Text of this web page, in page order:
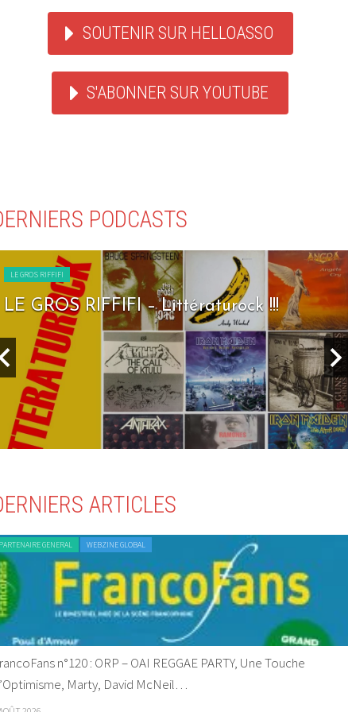
SOUTENIR SUR HELLOASSO
S'ABONNER SUR YOUTUBE
PODCASTS
LE GROS RIFFIFI
LE GROS RIFFIFI – Seven Days To Rock !!!
ARTICLES
GENERAL WEBZINE GLOBAL
n°120 : ORP – OAI REGGAE PARTY, Une Touche
Marty, David McNeil…